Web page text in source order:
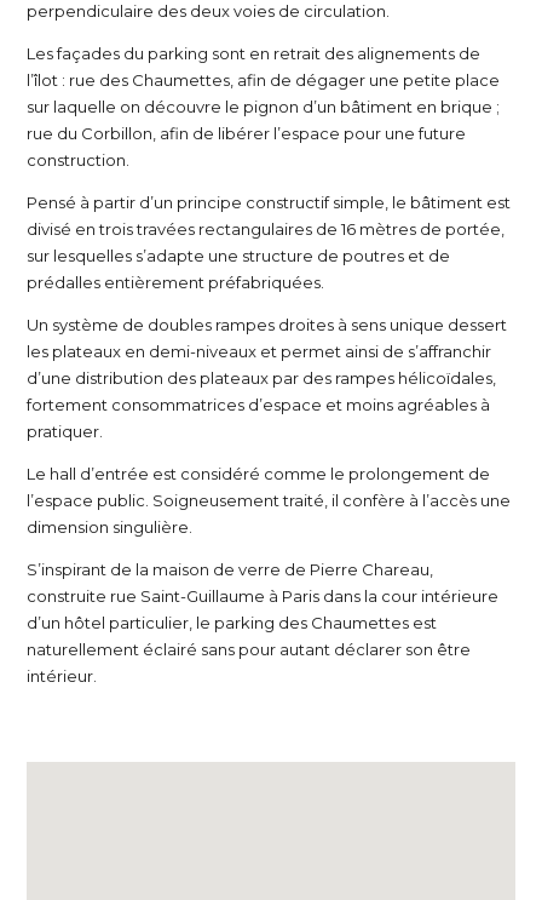
perpendiculaire des deux voies de circulation.
Les façades du parking sont en retrait des alignements de
l’îlot : rue des Chaumettes, afin de dégager une petite place
sur laquelle on découvre le pignon d’un bâtiment en brique ;
rue du Corbillon, afin de libérer l’espace pour une future
construction.
Pensé à partir d’un principe constructif simple, le bâtiment est
divisé en trois travées rectangulaires de 16 mètres de portée,
sur lesquelles s’adapte une structure de poutres et de
prédalles entièrement préfabriquées.
Un système de doubles rampes droites à sens unique dessert
les plateaux en demi-niveaux et permet ainsi de s’affranchir
d’une distribution des plateaux par des rampes hélicoïdales,
fortement consommatrices d’espace et moins agréables à
pratiquer.
Le hall d’entrée est considéré comme le prolongement de
l’espace public. Soigneusement traité, il confère à l’accès une
dimension singulière.
S’inspirant de la maison de verre de Pierre Chareau,
construite rue Saint-Guillaume à Paris dans la cour intérieure
d’un hôtel particulier, le parking des Chaumettes est
naturellement éclairé sans pour autant déclarer son être
intérieur.